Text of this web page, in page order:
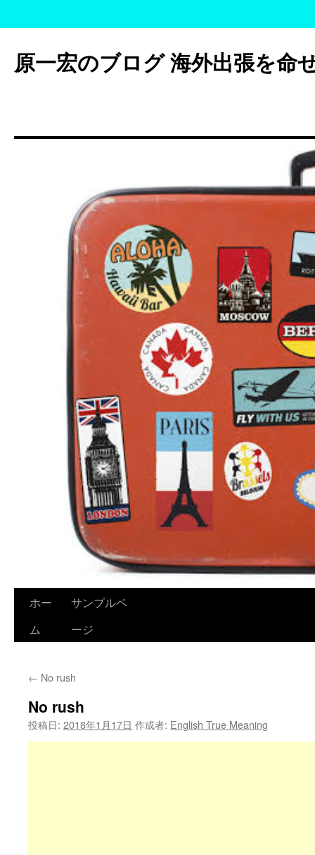
テ
ン
ッ
原一宏のブログ 海外出張を命
ホー
ム
サンプルペ
ージ
← No rush
No rush
投稿日: 2018年1月17日 作成者: English True Meaning